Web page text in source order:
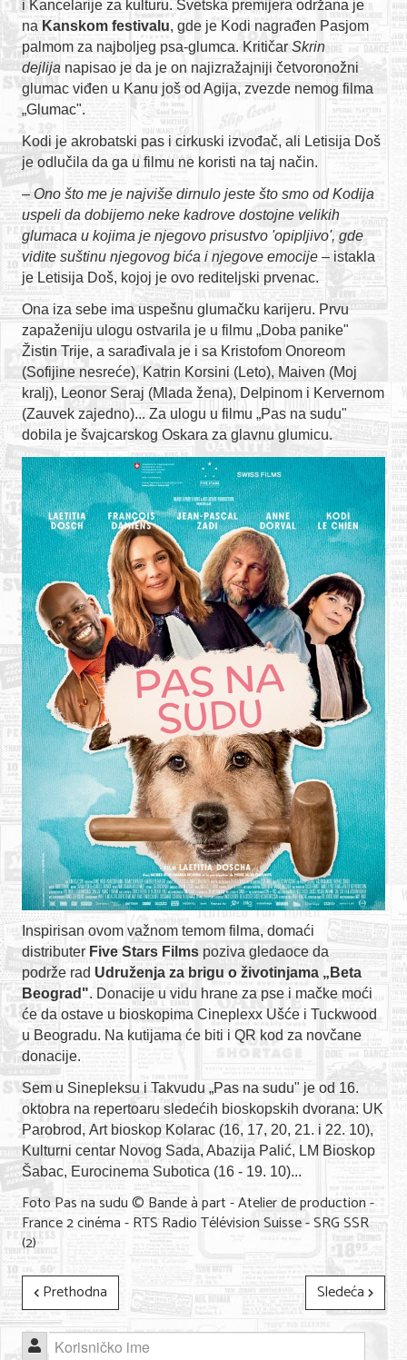
i Kancelarije za kulturu. Svetska premijera održana je
naKanskom festivalu, gde je Kodi nagrađen Pasjom
palmom za najboljeg psa-glumca. KritičarSkrin
dejlija napisao je da je on najizražajniji četvoronožni
glumac viđen u Kanu još od Agija, zvezde nemog filma
„Glumac".
Kodi je akrobatski pas i cirkuski izvođač, ali Letisija Doš
je odlučila da ga u filmu ne koristi na taj način.
–Ono što me je najviše dirnulo jeste što smo od Kodija
uspeli da dobijemo neke kadrove dostojne velikih
glumaca u kojima je njegovo prisustvo 'opipljivo', gde
vidite suštinu njegovog bića i njegove emocije – istakla
je Letisija Doš, kojoj je ovo rediteljski prvenac.
Ona iza sebe ima uspešnu glumačku karijeru. Prvu
zapaženiju ulogu ostvarila je u filmu „Doba panike"
Žistin Trije, a sarađivala je i sa Kristofom Onoreom
(Sofijine nesreće), Katrin Korsini (Leto), Maiven (Moj
kralj), Leonor Seraj (Mlada žena), Delpinom i Kervernom
(Zauvek zajedno)... Za ulogu u filmu „Pas na sudu"
dobila je švajcarskog Oskara za glavnu glumicu.
Inspirisan ovom važnom temom filma, domaći
distributer Five Stars Films poziva gledaoce da
podrže rad Udruženja za brigu o životinjama „Beta
Beograd". Donacije u vidu hrane za pse i mačke moći
će da ostave u bioskopima Cineplexx Ušće i Tuckwood
u Beogradu. Na kutijama će biti i QR kod za novčane
donacije.
Sem u Sinepleksu i Takvudu „Pas na sudu" je od 16.
oktobra na repertoaru sledećih bioskopskih dvorana: UK
Parobrod, Art bioskop Kolarac (16, 17, 20, 21. i 22. 10),
Kulturni centar Novog Sada, Abazija Palić, LM Bioskop
Šabac, Eurocinema Subotica (16 - 19. 10)...
Foto Pas na sudu © Bande à part - Atelier de production -
France 2 cinéma - RTS Radio Télévision Suisse - SRG SSR
(2)
Prethodna
Sledeća
Korisničko ime